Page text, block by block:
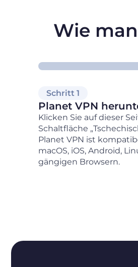
Wie
Schritt 1
Planet VPN
Klicken Sie auf dieser
Schaltfläche
Planet VPN ist
macOS, iOS, Android,
gängigen Browsern.